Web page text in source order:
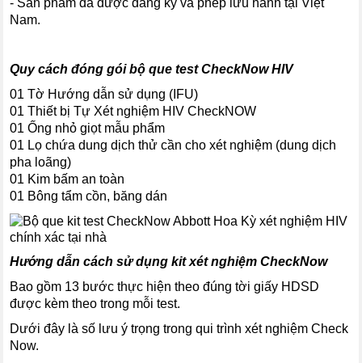
- Sản phẩm đã được đăng ký và phép lưu hành tại Việt
Nam.
Quy cách đóng gói bộ que test CheckNow HIV
01 Tờ Hướng dẫn sử dụng (IFU)
01 Thiết bị Tự Xét nghiệm HIV CheckNOW
01 Ống nhỏ giọt mẫu phẩm
01 Lọ chứa dung dịch thử cần cho xét nghiệm (dung dịch
pha loãng)
01 Kim bấm an toàn
01 Bông tẩm cồn, băng dán
Hướng dẫn cách sử dụng kit xét nghiệm CheckNow
Bao gồm 13 bước thực hiện theo đúng tời giấy HDSD
được kèm theo trong mỗi test.
Dưới đây là số lưu ý trọng trong qui trình xét nghiệm Check
Now.